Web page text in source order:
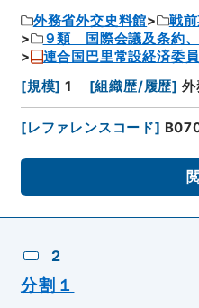
外務省外交史料館 戦
９類 国際会議及条約
連合国巴里常設経済委
[規模] 1 [組織歴/履歴] 外
[レファレンスコード]
2
分割１